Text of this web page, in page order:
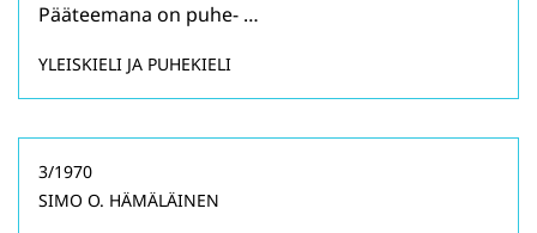
Pääteemana on puhe- …
YLEISKIELI JA PUHEKIELI
3/1970
SIMO O. HÄMÄLÄINEN